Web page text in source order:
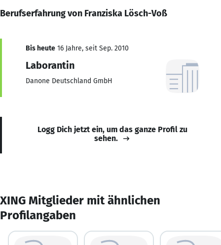
Berufserfahrung von Franziska Lösch-Voß
Bis heute 16 Jahre, seit Sep. 2010
Laborantin
Danone Deutschland GmbH
Logg Dich jetzt ein, um das ganze Profil zu
sehen.
XING Mitglieder mit ähnlichen
Profilangaben